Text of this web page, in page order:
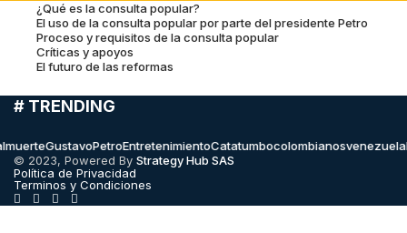
¿Qué es la consulta popular?
El uso de la consulta popular por parte del presidente Petro
Proceso y requisitos de la consulta popular
Críticas y apoyos
El futuro de las reformas
# TRENDING
GustavoPetroEntretenimientoCatatumbocolombianosvenezuela
© 2023, Powered By Strategy Hub SAS
Política de Privacidad
Terminos y Condiciones